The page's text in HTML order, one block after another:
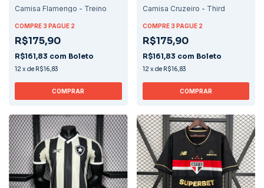
Camisa Flamengo - Treino
COMPRE 3 PAGUE 2
R$175,90
R$161,83 com Boleto
12 x de R$16,83
COMPRAR
Camisa Cruzeiro - Third
COMPRE 3 PAGUE 2
R$175,90
R$161,83 com Boleto
12 x de R$16,83
COMPRAR